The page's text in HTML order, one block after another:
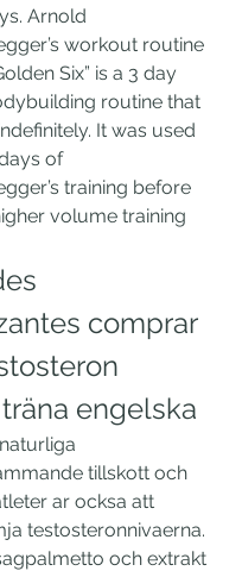
Arnold
workout routine
Six” is a 3 day
routine that
It was used
of
training before
volume training
comprar
engelska
tillskott och
ar ocksa att
testosteronnivaerna.
och extrakt